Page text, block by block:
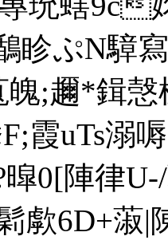
鶞眕ぷN
;趰*鍓愨
uTs溺嗕
暭0[陣律
歑6D+蔋|